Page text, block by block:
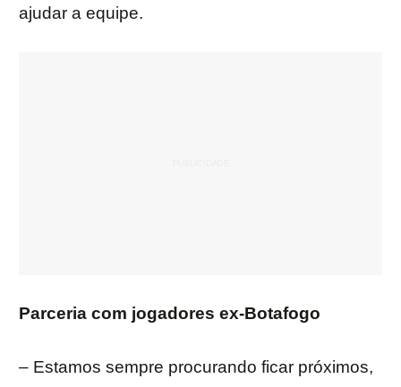
ajudar a equipe.
Parceria com jogadores ex-Botafogo
– Estamos sempre procurando ficar próximos,